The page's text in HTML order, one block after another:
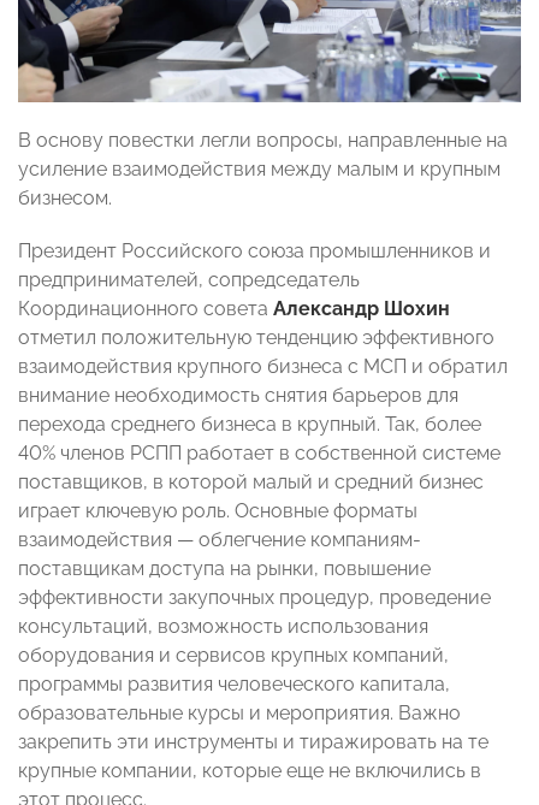
В основу повестки легли вопросы, направленные на
усиление взаимодействия между малым и крупным
бизнесом.
Президент Российского союза промышленников и
предпринимателей, сопредседатель
Координационного совета Александр Шохин
отметил положительную тенденцию эффективного
взаимодействия крупного бизнеса с МСП и обратил
внимание необходимость снятия барьеров для
перехода среднего бизнеса в крупный. Так, более
40% членов РСПП работает в собственной системе
поставщиков, в которой малый и средний бизнес
играет ключевую роль. Основные форматы
взаимодействия — облегчение компаниям-
поставщикам доступа на рынки, повышение
эффективности закупочных процедур, проведение
консультаций, возможность использования
оборудования и сервисов крупных компаний,
программы развития человеческого капитала,
образовательные курсы и мероприятия. Важно
закрепить эти инструменты и тиражировать на те
крупные компании, которые еще не включились в
этот процесс.